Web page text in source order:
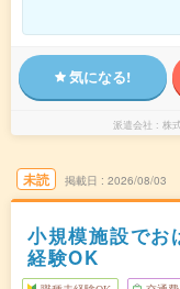
気になる!
派遣会社 株
未読 掲載日 2026/08/03
小規模施設でお
経験OK